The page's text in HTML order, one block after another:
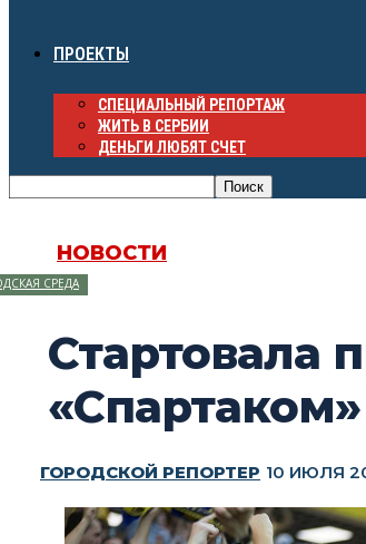
ПРОЕКТЫ
СПЕЦИАЛЬНЫЙ РЕПОРТАЖ
ЖИТЬ В СЕРБИИ
ДЕНЬГИ ЛЮБЯТ СЧЕТ
НОВОСТИ
СРЕДА
Стартовала
«Спартаком»
ГОРОДСКОЙ РЕПОРТЕР 10 ИЮЛЯ